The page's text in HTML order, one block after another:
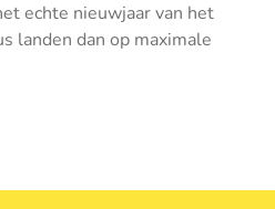
echte nieuwjaar van het
landen dan op maximale